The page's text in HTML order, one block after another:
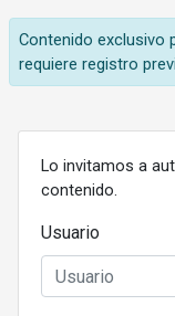
Contenido exclusivo
requiere registro
Lo invitamos a
contenido.
Usuario